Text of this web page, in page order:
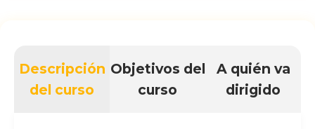
Descripción
del curso
Objetivos del
curso
A quién va
dirigido